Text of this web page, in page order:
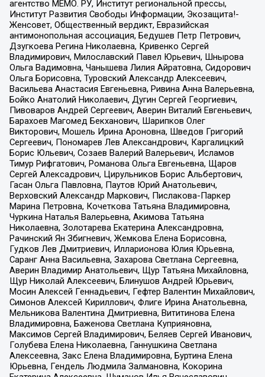
агентство МЕМО. РУ, Институт региональной прессы,
Институт Развития Свободы Информации, Экозащита!-
Женсовет, Общественный вердикт, Евразийская
антимонопольная ассоциация, Бедушев Петр Петрович,
Дзугкоева Регина Николаевна, Кривенко Сергей
Владимирович, Милославский Павел Юрьевич, Шнырова
Ольга Вадимовна, Чанышева Лилия Айратовна, Сидорович
Ольга Борисовна, Туровский Александр Алексеевич,
Васильева Анастасия Евгеньевна, Ривина Анна Валерьевна,
Бойко Анатолий Николаевич, Дугин Сергей Георгиевич,
Пивоваров Андрей Сергеевич, Аверин Виталий Евгеньевич,
Барахоев Магомед Бекханович, Шарипков Олег
Викторович, Мошель Ирина Ароновна, Шведов Григорий
Сергеевич, Пономарев Лев Александрович, Каргалицкий
Борис Юльевич, Созаев Валерий Валерьевич, Исламов
Тимур Рифгатович, Романова Ольга Евгеньевна, Щаров
Сергей Алексадрович, Цирульников Борис Альбертович,
Гасан Ольга Павловна, Паутов Юрий Анатольевич,
Верховский Александр Маркович, Пислакова-Паркер
Марина Петровна, Кочеткова Татьяна Владимировна,
Чуркина Наталья Валерьевна, Акимова Татьяна
Николаевна, Золотарева Екатерина Александровна,
Рачинский Ян Збигневич, Жемкова Елена Борисовна,
Гудков Лев Дмитриевич, Илларионова Юлия Юрьевна,
Саранг Анна Васильевна, Захарова Светлана Сергеевна,
Аверин Владимир Анатольевич, Щур Татьяна Михайловна,
Щур Николай Алексеевич, Блинушов Андрей Юрьевич,
Мосин Алексей Геннадьевич, Гефтер Валентин Михайлович,
Симонов Алексей Кириллович, Флиге Ирина Анатольевна,
Мельникова Валентина Дмитриевна, Вититинова Елена
Владимировна, Баженова Светлана Куприяновна,
Максимов Сергей Владимирович, Беляев Сергей Иванович,
Голубева Елена Николаевна, Ганнушкина Светлана
Алексеевна, Закс Елена Владимировна, Буртина Елена
Юрьевна, Гендель Людмила Залмановна, Кокорина